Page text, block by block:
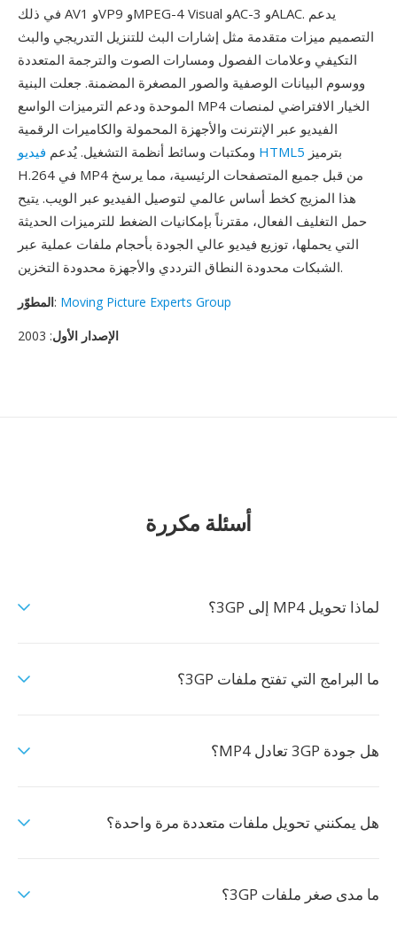
في ذلك AV1 وVP9 وMPEG-4 Visual وAC-3 وALAC. يدعم
التصميم ميزات متقدمة مثل إشارات البث للتنزيل التدريجي والبث
التكيفي وعلامات الفصول ومسارات الصوت والترجمة المتعددة
ووسوم البيانات الوصفية والصور المصغرة المضمنة. جعلت البنية
الموحدة ودعم الترميزات الواسع MP4 الخيار الافتراضي لمنصات
الفيديو عبر الإنترنت والأجهزة المحمولة والكاميرات الرقمية
ومكتبات وسائط أنظمة التشغيل. يُدعم فيديو HTML5
H.264 في MP4 من قبل جميع المتصفحات الرئيسية، مما يرسخ
هذا المزيج كخط أساس عالمي لتوصيل الفيديو عبر الويب. يتيح
حمل التغليف الفعال، مقترناً بإمكانيات الضغط للترميزات الحديثة
التي يحملها، توزيع فيديو عالي الجودة بأحجام ملفات عملية عبر
الشبكات محدودة النطاق الترددي والأجهزة محدودة التخزين.
المطوّر: Moving Picture Experts Group
الإصدار الأول: 2003
أسئلة مكررة
لماذا تحويل MP4 إلى 3GP؟
ما البرامج التي تفتح ملفات 3GP؟
هل جودة 3GP تعادل MP4؟
هل يمكنني تحويل ملفات متعددة مرة واحدة؟
ما مدى صغر ملفات 3GP؟